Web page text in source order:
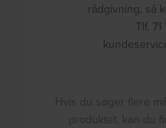
rådgivning, så
Tlf.
Hvis du søger flere
produktet, kan du